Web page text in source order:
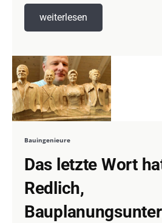
weiterlesen
Bauingenieure
Das letzte Wort
Redlich,